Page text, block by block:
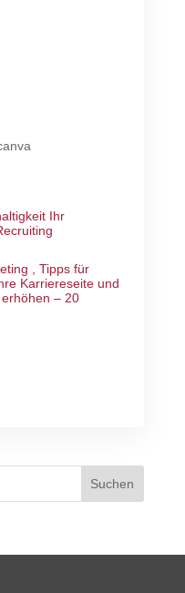
Ihr
Tipps für
Karriereseiteund
– 20